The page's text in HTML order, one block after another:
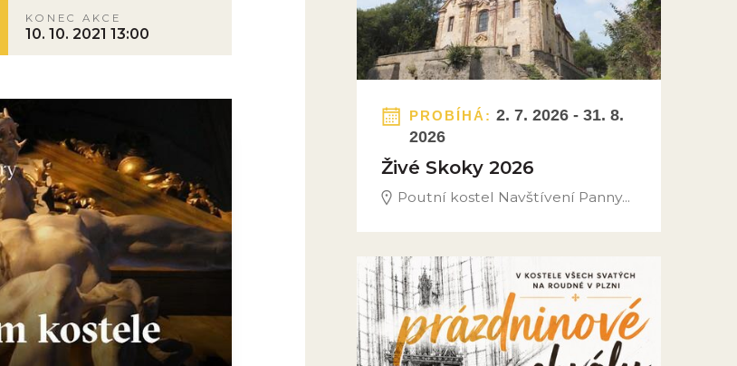
KONEC AKCE
10. 10. 2021 13:00
PROBÍHÁ: 2. 7. 2026 - 31. 8.
2026
Živé Skoky 2026
Poutní kostel Navštívení Panny...
Obrázek novinky